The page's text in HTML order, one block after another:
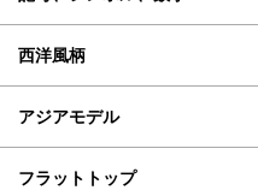
西洋風柄
アジアモデル
フラットトップ